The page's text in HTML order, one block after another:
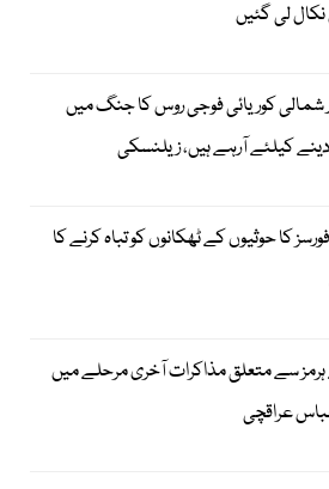
لی گئیں
شمالی کوریائی فوجی روس کا جنگ میں
کیلئے آرہے ہیں، زیلنسکی
کا حوثیوں کے ٹھکانوں کو تباہ کرنے کا
ہرمز سے متعلق مذاکرات آخری مرحلے میں
عراقچی